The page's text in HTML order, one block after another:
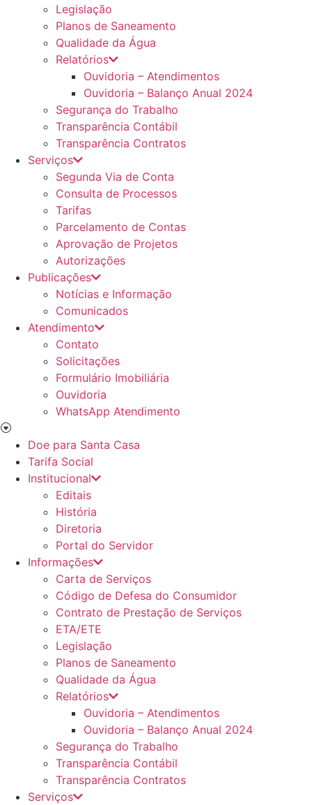
Legislação
Planos de Saneamento
Qualidade da Água
Relatórios
Ouvidoria – Atendimentos
Ouvidoria – Balanço Anual 2024
Segurança do Trabalho
Transparência Contábil
Transparência Contratos
Serviços
Segunda Via de Conta
Consulta de Processos
Tarifas
Parcelamento de Contas
Aprovação de Projetos
Autorizações
Publicações
Notícias e Informação
Comunicados
Atendimento
Contato
Solicitações
Formulário Imobiliária
Ouvidoria
WhatsApp Atendimento
Doe para Santa Casa
Tarifa Social
Institucional
Editais
História
Diretoria
Portal do Servidor
Informações
Carta de Serviços
Código de Defesa do Consumidor
Contrato de Prestação de Serviços
ETA/ETE
Legislação
Planos de Saneamento
Qualidade da Água
Relatórios
Ouvidoria – Atendimentos
Ouvidoria – Balanço Anual 2024
Segurança do Trabalho
Transparência Contábil
Transparência Contratos
Serviços